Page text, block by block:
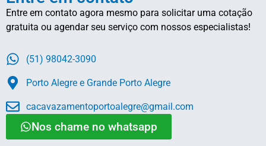
Entre em contato agora mesmo para solicitar uma cotação
gratuita ou agendar seu serviço com nossos especialistas!
(51) 98042-3090
Porto Alegre e Grande Porto Alegre
cacavazamentoportoalegre@gmail.com
Nos chame no whatsapp